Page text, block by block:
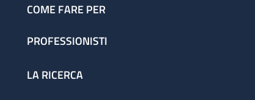
COME FARE PER
PROFESSIONISTI
LA RICERCA